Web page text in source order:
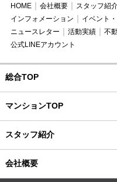
HOME 会社概要 スタッフ紹
インフォメーション
イベント
ニュースレター
活動実績 不
公式LINEアカウント
総合TOP
マンションTOP
スタッフ紹介
会社概要